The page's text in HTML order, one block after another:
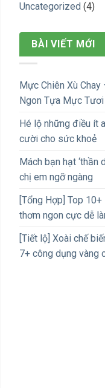
Uncategorized (4)
BÀI VIẾT MỚI
Mực Chiên Xù Chay
Ngon Tựa Mực Tươi
Hé lộ những điều ít
cười cho sức khoẻ
Mách bạn hạt ‘thần
chị em ngỡ ngàng
[Tổng Hợp] Top
thơm ngon cực dễ
[Tiết lộ] Xoài chế
7+ công dụng vàng